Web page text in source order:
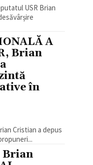
USR Brian
A
Brian
în
Cristian a depus
Brian